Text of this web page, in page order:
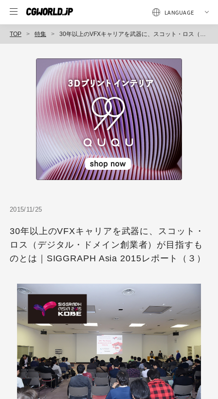
TOP 特集 30年以上のVFXキャリアを武器に、スコット・ロス（デジタル・ドメイン創業者）が目指すものとは｜SIGGRAPH Asia 2015レポート（３）
2015/11/25
30年以上のVFXキャリアを武器に、スコット・
ロス（デジタル・ドメイン創業者）が目指すも
のとは｜SIGGRAPH Asia 2015レポート（３）